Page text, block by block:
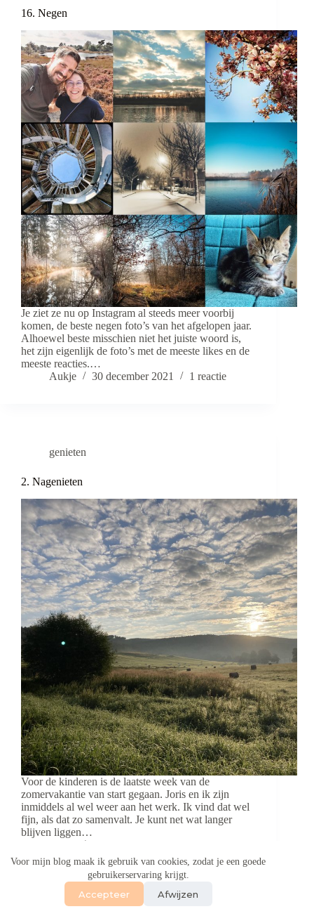
Voor mijn blog maak ik gebruik van cookies, zodat je een goede
gebruikerservaring krijgt.
Accepteer Afwijzen
16. Negen
Je ziet ze nu op Instagram al steeds meer voorbij
komen, de beste negen foto’s van het afgelopen jaar.
Alhoewel beste misschien niet het juiste woord is,
het zijn eigenlijk de foto’s met de meeste likes en de
meeste reacties.…
Aukje
30 december 2021 1 reactie
genieten
2. Nagenieten
Voor de kinderen is de laatste week van de
zomervakantie van start gegaan. Joris en ik zijn
inmiddels al wel weer aan het werk. Ik vind dat wel
fijn, als dat zo samenvalt. Je kunt net wat langer
blijven liggen…